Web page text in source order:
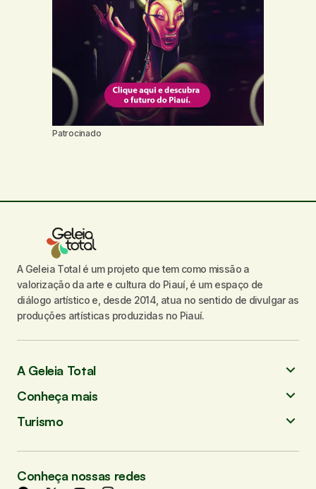
Patrocinado
A Geleia Total é um projeto que tem como missão a
valorização da arte e cultura do Piauí, é um espaço de
diálogo artístico e, desde 2014, atua no sentido de divulgar as
produções artísticas produzidas no Piauí.
A Geleia Total
Conheça mais
Turismo
Conheça nossas redes